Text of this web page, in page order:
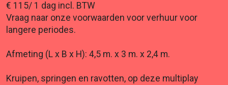
€ 115/ 1 dag incl. BTW
Vraag naar onze voorwaarden voor verhuur voor
langere periodes.
Afmeting (L x B x H): 4,5 m. x 3 m. x 2,4 m.
Kruipen, springen en ravotten, op deze multiplay